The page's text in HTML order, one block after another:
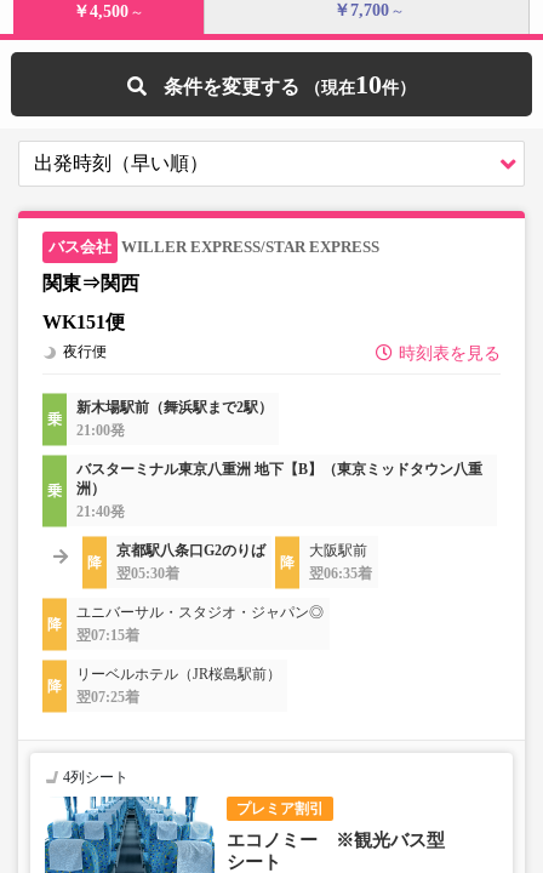
￥4,500 ～ ￥7,700 ～
条件を変更する 10
WILLER EXPRESS/STAR EXPRESS
関東⇒関西
WK151便
時刻表を見る
夜行便
新木場駅前（舞浜駅まで2駅）
21:00発
バスターミナル東京八重洲 地下【B】（東京ミッドタウン八重
洲）
21:40発
京都駅八条口G2のりば
翌05:30着
大阪駅前
翌06:35着
ユニバーサル・スタジオ・ジャパン◎
翌07:15着
リーベルホテル（JR桜島駅前）
翌07:25着
プレミア割引
4列シート
エコノミー ※観光バス型
シート